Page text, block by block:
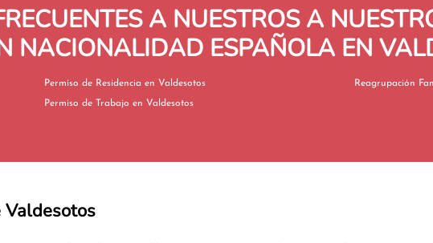
A NUESTROS A
NACIONALIDAD ESPAÑOLA EN
Permiso de Residencia en Valdesotos
Permiso de Trabajo en Valdesotos
Valdesotos